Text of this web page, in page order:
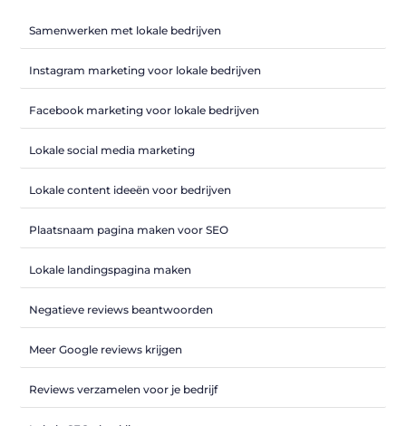
Samenwerken met lokale bedrijven
Instagram marketing voor lokale bedrijven
Facebook marketing voor lokale bedrijven
Lokale social media marketing
Lokale content ideeën voor bedrijven
Plaatsnaam pagina maken voor SEO
Lokale landingspagina maken
Negatieve reviews beantwoorden
Meer Google reviews krijgen
Reviews verzamelen voor je bedrijf